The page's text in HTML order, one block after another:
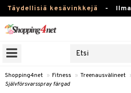
Täydellisiä kesävinkkejä -
Kauneudenhoito
Piilolinssit
Shopping4net » Fitness » Treenausvälineet
Självförsvarsspray färgad